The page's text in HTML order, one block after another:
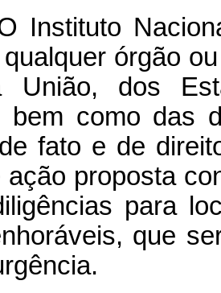
Instituto
órgão
União, dos
bem como das
fato e de
ação proposta
para
que